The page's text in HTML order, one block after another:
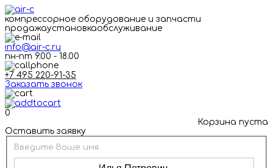
компрессорное оборудование и запчасти
продажаустановкаобслуживание
info@air-c.ru
пн-пт 9.00 - 18.00
+7 495 220-91-35
Заказать звонок
0
Корзина пуста
Оставить заявку
Введите Ваше имя: